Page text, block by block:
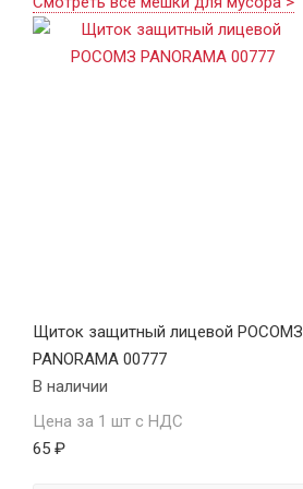
Щиток защитный лицевой РОСОМЗ
PANORAMA 00777
В наличии
Цена за 1 шт с НДС
65 ₽